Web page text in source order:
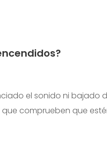
el sonido ni bajado
comprueben que